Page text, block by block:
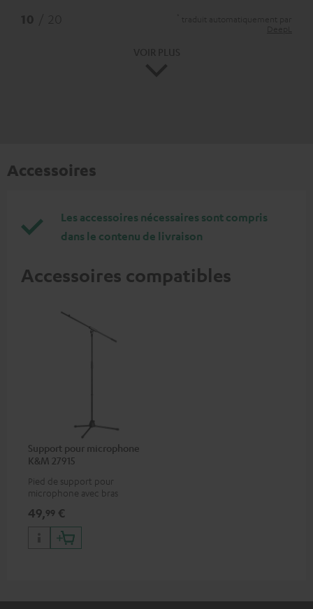
Accessoires
Les accessoires nécessaires sont compris
dans le contenu de livraison
Accessoires compatibles
Support pour microphone
K&M 27915
Pied de support pour
microphone avec bras
compatible avec tous les
microphone courants
(comme le Shure PGA58)
49,99 €